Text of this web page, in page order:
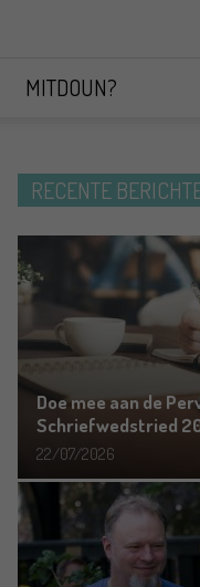
MITDOUN?
RECENTE
Doe mee aan de
Schriefwedstried
22/07/2026